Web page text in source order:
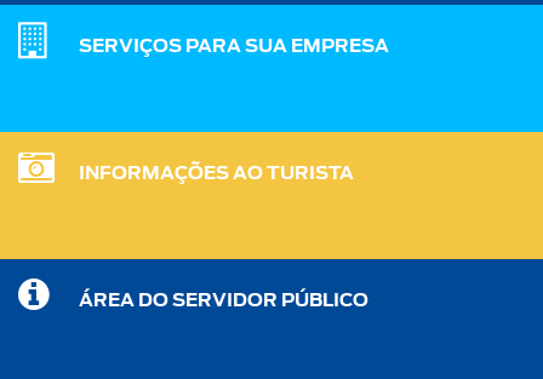
SERVIÇOS PARA SUA EMPRESA
INFORMAÇÕES AO TURISTA
ÁREA DO SERVIDOR PÚBLICO